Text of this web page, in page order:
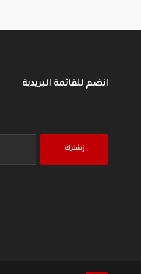
انضم للقائمة البريدية
إشترك